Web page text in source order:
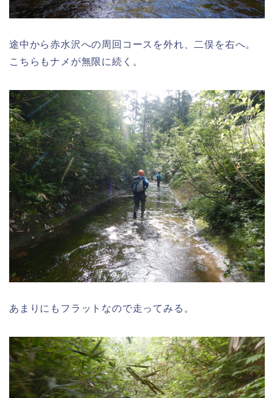
途中から赤水沢への周回コースを外れ、二俣を右へ。
こちらもナメが無限に続く。
あまりにもフラットなので走ってみる。